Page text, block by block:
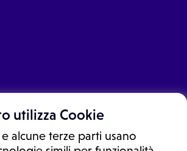
utilizza Cookie
alcune terze parti usano